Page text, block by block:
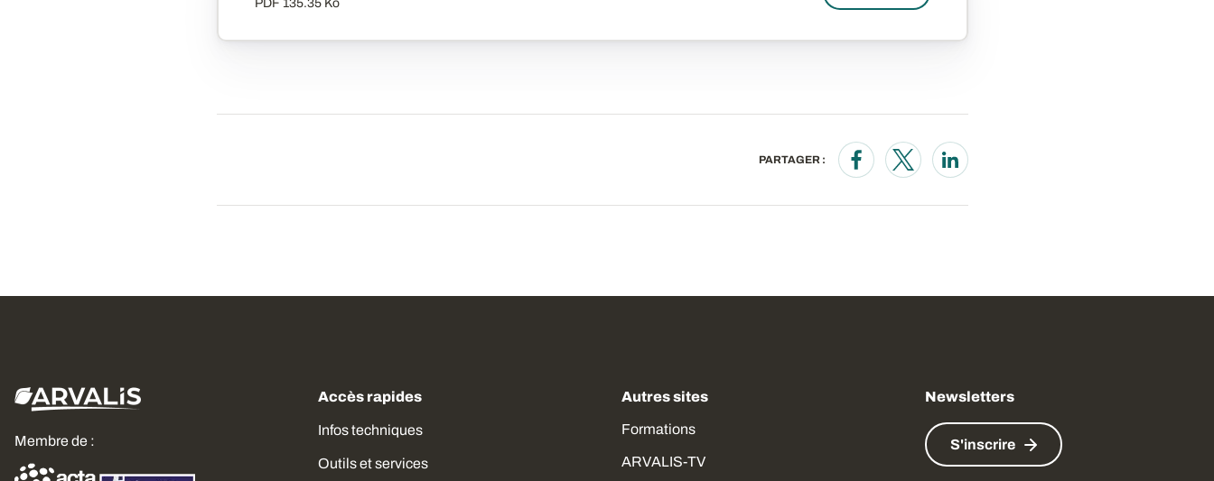
PDF 135.35 Ko
PARTAGER :
Opens in a new window
Opens in a new window
Opens in a new window
Membre de :
Accès rapides
Infos techniques
Outils et services
Autres sites
Formations
ARVALIS-TV
Newsletters
S'inscrire